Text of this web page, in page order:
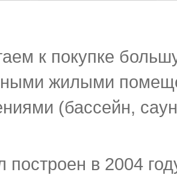
к покупке
жилыми
(бассейн,
в 2004